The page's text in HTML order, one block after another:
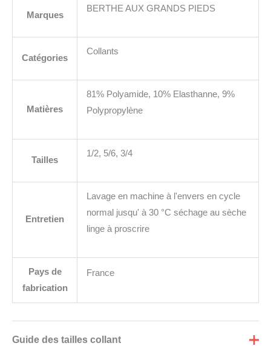
Marques
BERTHE AUX GRANDS PIEDS
Catégories
Collants
Matières
81% Polyamide, 10% Elasthanne, 9%
Polypropylène
Tailles
1/2, 5/6, 3/4
Entretien
Lavage en machine à l'envers en cycle
normal jusqu' à 30 °C séchage au sèche
linge à proscrire
Pays de
fabrication
France
Guide des tailles collant